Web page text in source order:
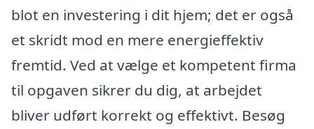
blot en investering i dit hjem; det er også
et skridt mod en mere energieffektiv
fremtid. Ved at vælge et kompetent firma
til opgaven sikrer du dig, at arbejdet
bliver udført korrekt og effektivt. Besøg